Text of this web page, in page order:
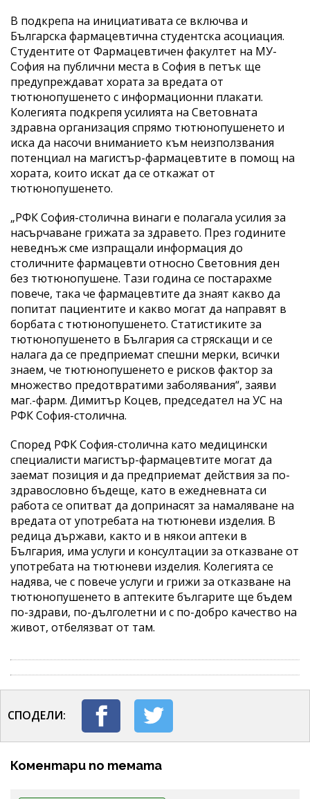
В подкрепа на инициативата се включва и
Българска фармацевтична студентска асоциация.
Студентите от Фармацевтичен факултет на МУ-
София на публични места в София в петък ще
предупреждават хората за вредата от
тютюнопушенето с информационни плакати.
Колегията подкрепя усилията на Световната
здравна организация спрямо тютюнопушенето и
иска да насочи вниманието към неизползвания
потенциал на магистър-фармацевтите в помощ на
хората, които искат да се откажат от
тютюнопушенето.
„РФК София-столична винаги е полагала усилия за
насърчаване грижата за здравето. През годините
неведнъж сме изпращали информация до
столичните фармацевти относно Световния ден
без тютюнопушене. Тази година се постарахме
повече, така че фармацевтите да знаят какво да
попитат пациентите и какво могат да направят в
борбата с тютюнопушенето. Статистиките за
тютюнопушенето в България са стряскащи и се
налага да се предприемат спешни мерки, всички
знаем, че тютюнопушенето е рисков фактор за
множество предотвратими заболявания“, заяви
маг.-фарм. Димитър Коцев, председател на УС на
РФК София-столична.
Според РФК София-столична като медицински
специалисти магистър-фармацевтите могат да
заемат позиция и да предприемат действия за по-
здравословно бъдеще, като в ежедневната си
работа се опитват да допринасят за намаляване на
вредата от употребата на тютюневи изделия. В
редица държави, както и в някои аптеки в
България, има услуги и консултации за отказване от
употребата на тютюневи изделия. Колегията се
надява, че с повече услуги и грижи за отказване на
тютюнопушенето в аптеките българите ще бъдем
по-здрави, по-дълголетни и с по-добро качество на
живот, отбелязват от там.
СПОДЕЛИ:
Коментари по темата